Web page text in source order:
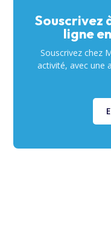
Souscrivez
ligne
Souscrivez chez
activité, avec une